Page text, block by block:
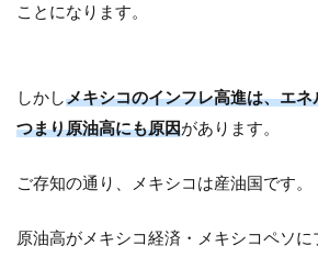
ことになります。
しかしメキシコのインフレ高進は、エ
つまり原油高にも原因があります。
ご存知の通り、メキシコは産油国です。
原油高がメキシコ経済・メキシコペソに